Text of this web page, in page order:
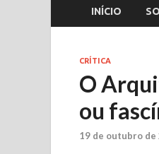
INÍCIO
CRÍTICA
O
ou
19 de outubro de